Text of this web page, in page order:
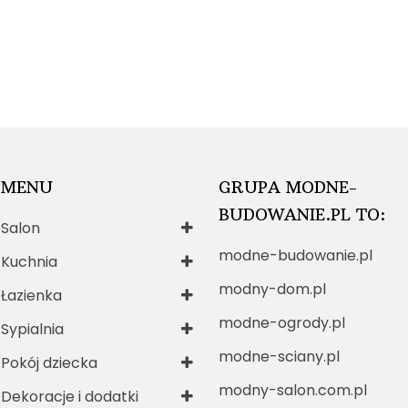
MENU
Salon
Kuchnia
Łazienka
Sypialnia
Pokój dziecka
Dekoracje i dodatki
GRUPA MODNE-
BUDOWANIE.PL TO:
modne-budowanie.pl
modny-dom.pl
modne-ogrody.pl
modne-sciany.pl
modny-salon.com.pl